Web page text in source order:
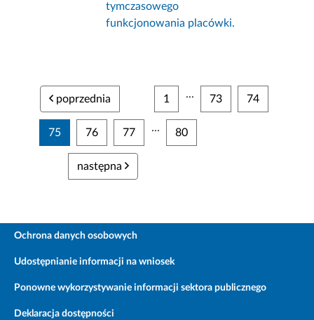
tymczasowego
funkcjonowania placówki.
poprzednia 1 ... 73 74
75 76 77 ... 80
następna
Ochrona danych osobowych
Udostępnianie informacji na wniosek
Ponowne wykorzystywanie informacji sektora publicznego
Deklaracja dostępności